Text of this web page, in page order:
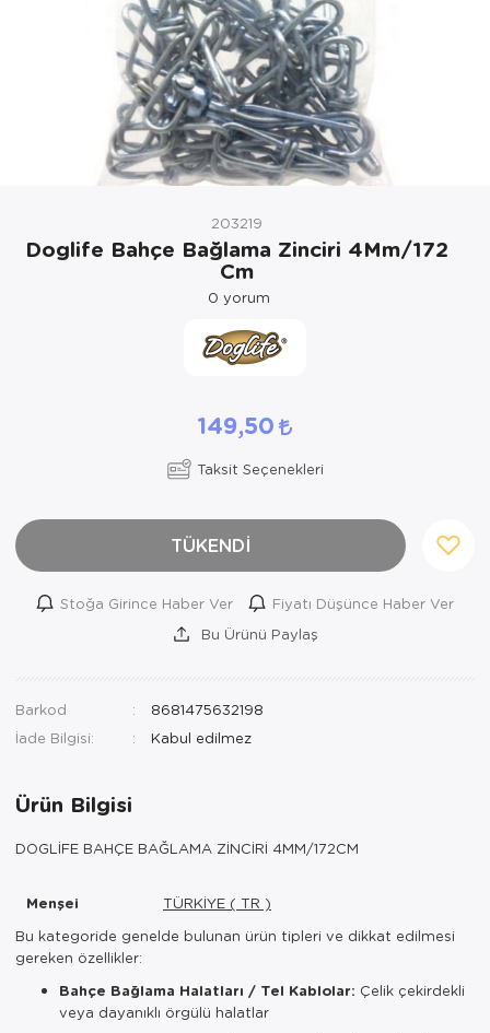
203219
Doglife Bahçe Bağlama Zinciri 4Mm/172
Cm
0 yorum
149,50
Taksit Seçenekleri
TÜKENDİ
Stoğa Girince Haber Ver
Fiyatı Düşünce Haber Ver
Bu Ürünü Paylaş
Barkod
8681475632198
İade Bilgisi:
Ürün Bilgisi
DOGLİFE BAHÇE BAĞLAMA ZİNCİRİ 4MM/172CM
Menşei
TÜRKİYE ( TR )
Bu kategoride genelde bulunan ürün tipleri ve dikkat edilmesi
gereken özellikler:
Bahçe Bağlama Halatları / Tel Kablolar: Çelik çekirdekli
veya dayanıklı örgülü halatlar